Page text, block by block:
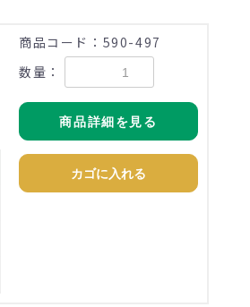
商品コード：590-497
数量：
商品詳細を見る
カゴに入れる